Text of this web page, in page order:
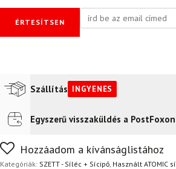
ÉRTESÍTSEN
Szállítás INGYENES
Futár a címreIngyenes
Egyszerű visszaküldés a
Nem biztos a választásában? Semmi
napon belül, indoklás nélkül.Mik a
Hozzáadom a kívánságlistához
Kategóriák: SZETT - Síléc + Sícipő, Használt ATOMIC